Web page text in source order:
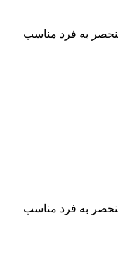
به فرد مناسب
به فرد مناسب